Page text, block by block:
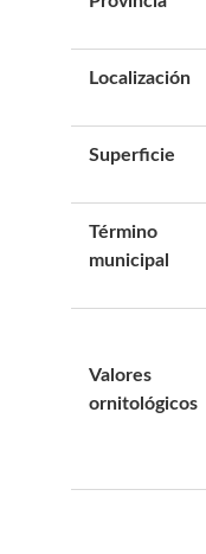
Localización
Superficie
Término
municipal
Valores
ornitológicos